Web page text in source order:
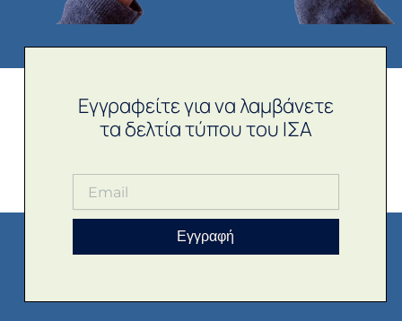
Εγγραφείτε για να λαμβάνετε
τα δελτία τύπου του ΙΣΑ
Εγγραφή